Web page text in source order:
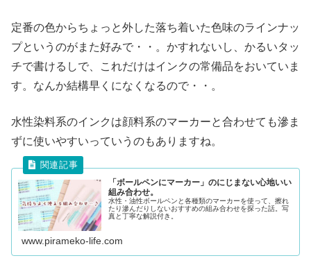
定番の色からちょっと外した落ち着いた色味のラインナッ
プというのがまた好みで・・。かすれないし、かるいタッ
チで書けるしで、これだけはインクの常備品をおいていま
す。なんか結構早くになくなるので・・。
水性染料系のインクは顔料系のマーカーと合わせても滲ま
ずに使いやすいっていうのもありますね。
「ボールペンにマーカー」のにじまない心地いい
組み合わせ。
水性・油性ボールペンと各種類のマーカーを使って、擦れ
たり滲んだりしないおすすめの組み合わせを探った話。写
真と丁寧な解説付き。
www.pirameko-life.com